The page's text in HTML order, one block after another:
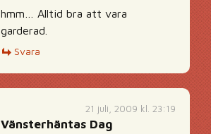
hmm… Alltid bra att vara
garderad.
Svara
21 juli, 2009 kl. 23:19
Vänsterhäntas Dag